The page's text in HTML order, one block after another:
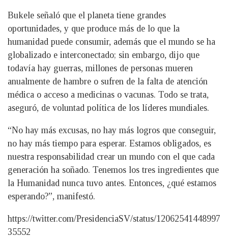
Bukele señaló que el planeta tiene grandes
oportunidades, y que produce más de lo que la
humanidad puede consumir, además que el mundo se ha
globalizado e interconectado; sin embargo, dijo que
todavía hay guerras, millones de personas mueren
anualmente de hambre o sufren de la falta de atención
médica o acceso a medicinas o vacunas. Todo se trata,
aseguró, de voluntad política de los líderes mundiales.
“No hay más excusas, no hay más logros que conseguir,
no hay más tiempo para esperar. Estamos obligados, es
nuestra responsabilidad crear un mundo con el que cada
generación ha soñado. Tenemos los tres ingredientes que
la Humanidad nunca tuvo antes. Entonces, ¿qué estamos
esperando?”, manifestó.
https://twitter.com/PresidenciaSV/status/12062541448997
35552